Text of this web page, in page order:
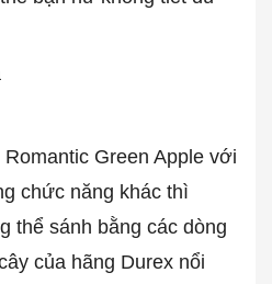
Green Apple với
chức năng khác thì
thể sánh bằng các dòng
của hãng Durex nổi